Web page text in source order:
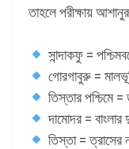
তাহলে পরীক্ষায়
সান্দাকফু =
গোরগাবুরু =
তিস্তার পশ্চিমে =
দামোদর = বাংলার
তিস্তা = ত্রাসের